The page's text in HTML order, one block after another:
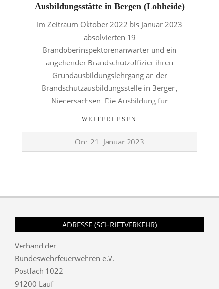
Ausbildungsstätte in Bergen (Lohheide)
Im Zeitraum Oktober 2022 bis Januar 2023
absolvierten 19
Brandoberinspektorenanwärter und ein
angehender Brandschutzoffizier ihren
Grundausbildungslehrgang an der
Brandschutzausbildungsstelle in Bergen,
Niedersachsen. Die Ausbildung für
… WEITERLESEN …
On: 21. Januar 2023
ADRESSE (SCHRIFTVERKEHR)
Verband der
Bundeswehrfeuerwehren e.V.
Postfach 1022
91200 Lauf